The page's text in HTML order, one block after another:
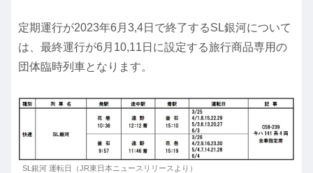
定期運行が2023年6月3,4日で終了するSL銀河について
は、最終運行が6月10,11日に設定する旅行商品専用の
団体臨時列車となります。
SL銀河 運転日（JR東日本ニュースリリースより）